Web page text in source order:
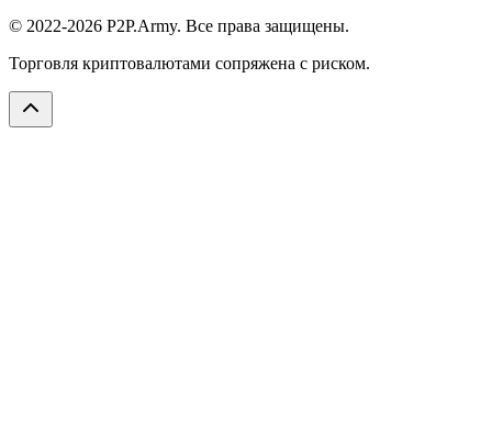
© 2022-2026 P2P.Army. Все права защищены.
Торговля криптовалютами сопряжена с риском.